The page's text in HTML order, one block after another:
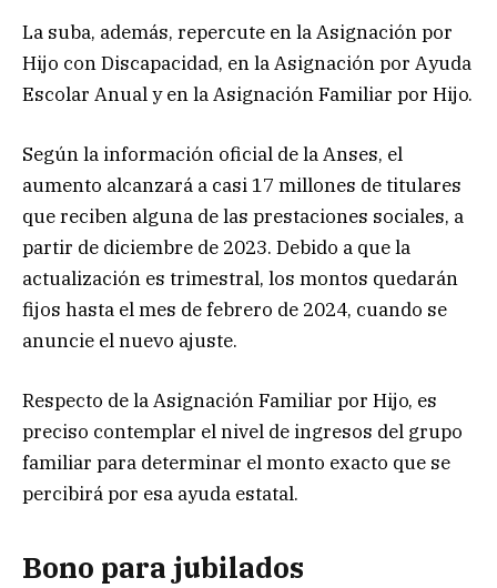
La suba, además, repercute en la Asignación por
Hijo con Discapacidad, en la Asignación por Ayuda
Escolar Anual y en la Asignación Familiar por Hijo.
Según la información oficial de la Anses, el
aumento alcanzará a casi 17 millones de titulares
que reciben alguna de las prestaciones sociales, a
partir de diciembre de 2023. Debido a que la
actualización es trimestral, los montos quedarán
fijos hasta el mes de febrero de 2024, cuando se
anuncie el nuevo ajuste.
Respecto de la Asignación Familiar por Hijo, es
preciso contemplar el nivel de ingresos del grupo
familiar para determinar el monto exacto que se
percibirá por esa ayuda estatal.
Bono para jubilados